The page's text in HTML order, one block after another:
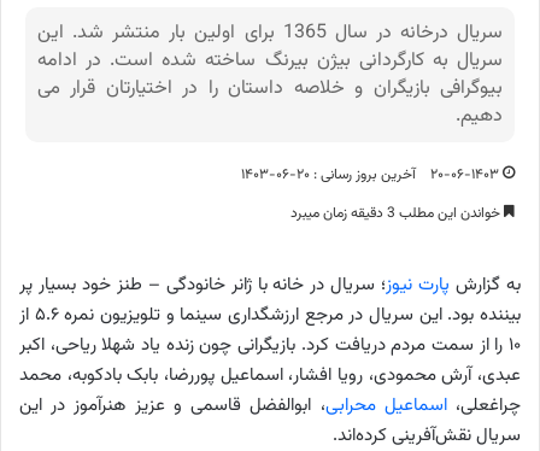
سریال درخانه در سال 1365 برای اولین بار منتشر شد. این
سریال به کارگردانی بیژن بیرنگ ساخته شده است. در ادامه
بیوگرافی بازیگران و خلاصه داستان را در اختیارتان قرار می
دهیم.
۲۰-۰۶-۱۴۰۳
آخرین بروز رسانی : ۲۰-۰۶-۱۴۰۳
خواندن این مطلب 3 دقیقه زمان میبرد
به گزارش پارت نیوز؛ سریال در خانه با ژانر خانودگی – طنز خود بسیار پر
بیننده بود. این سریال در مرجع ارزشگداری سینما و تلویزیون نمره ۵.۶ از
۱۰ را از سمت مردم دریافت کرد. بازیگرانی چون زنده یاد شهلا ریاحی، اکبر
عبدی، آرش محمودی، رویا افشار، اسماعیل پوررضا، بابک بادکوبه، محمد
چراغعلی،اسماعیل محرابی، ابوالفضل قاسمی و عزیز هنرآموز در این
سریال نقش‌آفرینی کرده‌اند.